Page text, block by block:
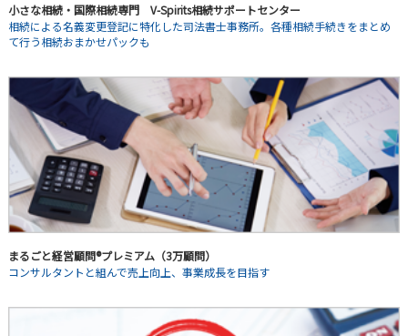
小さな相続・国際相続専門 V-Spirits相続サポートセンター
相続による名義変更登記に特化した司法書士事務所。各種相続手続きをまとめ
て行う相続おまかせパックも
まるごと経営顧問®プレミアム（3万顧問）
コンサルタントと組んで売上向上、事業成長を目指す